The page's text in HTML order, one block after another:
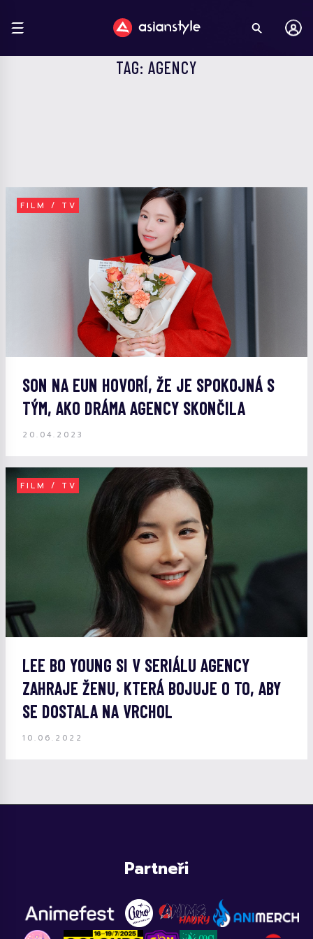
TAG: AGENCY
FILM / TV
SON NA EUN HOVORÍ, ŽE JE SPOKOJNÁ S
TÝM, AKO DRÁMA AGENCY SKONČILA
20.04.2023
FILM / TV
LEE BO YOUNG SI V SERIÁLU AGENCY
ZAHRAJE ŽENU, KTERÁ BOJUJE O TO, ABY
SE DOSTALA NA VRCHOL
10.06.2022
Partneři